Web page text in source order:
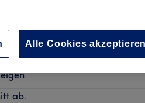
Schneiden
ab.
Alle Cookies akzeptieren